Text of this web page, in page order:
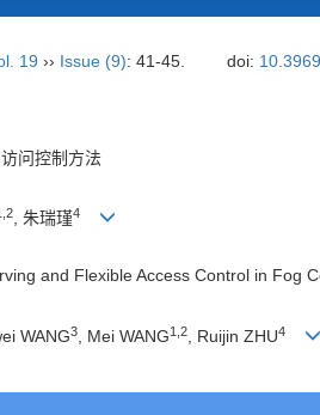
19 ›› Issue (9): 41-45. doi:
问控制方法
2, 朱瑞瑾4
and Flexible Access Control in Fog
WANG3 , Mei WANG1, 2 , Ruijin ZHU4